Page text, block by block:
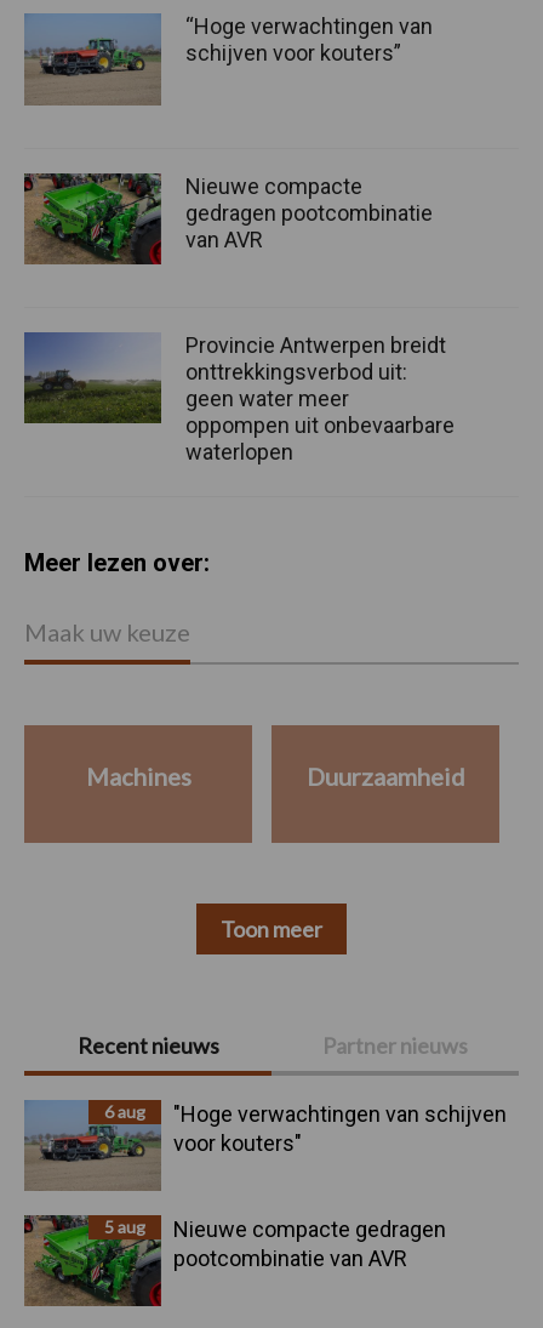
Primaire
Sidebar
Recent nieuws Partner nieuws
6 aug
"Hoge verwachtingen van schijven
voor kouters"
5 aug
Nieuwe compacte gedragen
pootcombinatie van AVR
“Hoge verwachtingen van
schijven voor kouters”
Nieuwe compacte
gedragen pootcombinatie
van AVR
Provincie Antwerpen breidt
onttrekkingsverbod uit:
geen water meer
oppompen uit onbevaarbare
waterlopen
Meer lezen over:
Maak uw keuze
Machines Duurzaamheid
Toon meer